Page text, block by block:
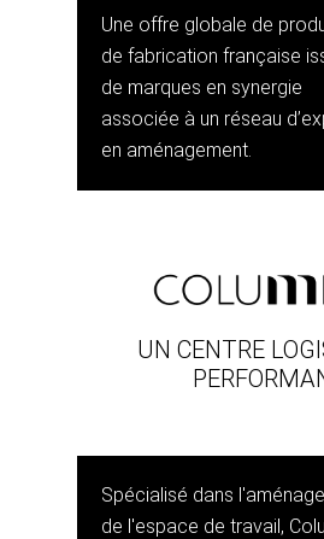
Une offre globale de
de fabrication française
de marques en synergie
associée à un réseau
en aménagement.
UN CENTRE
Spécialisé dans
de l'espace de travail,